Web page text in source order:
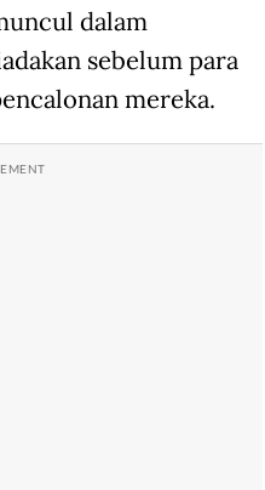
dalam
sebelum para
mereka.